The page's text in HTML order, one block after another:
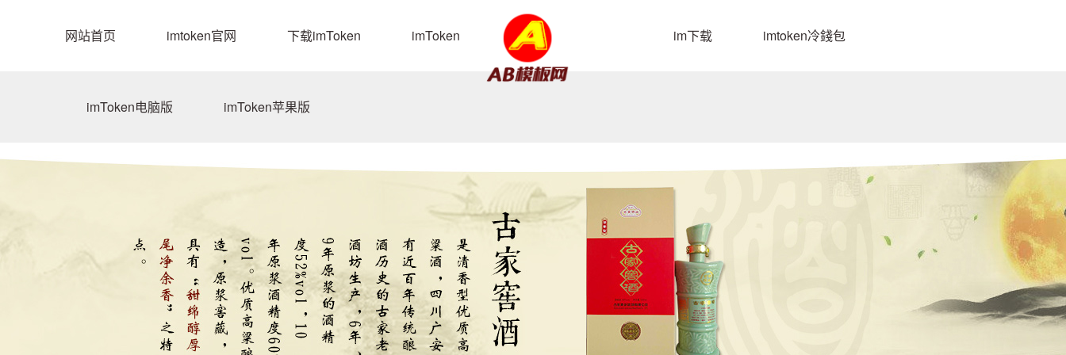
网站首页 imtoken官网 下载imToken imToken im下载 imtoken冷錢包
imToken电脑版 imToken苹果版